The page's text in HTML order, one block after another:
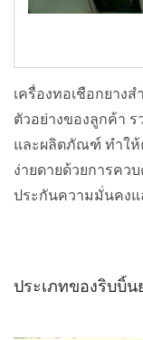
เครื่องทอเชือกยาง
ตัวอย่างของลูกค้า
และผลิตภัณฑ์ ทำให้
ง่ายดายด้วยการคว
ประกันความมั่นคง
ประเภทของริบบิ้น